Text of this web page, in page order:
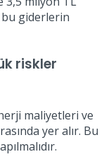
bu giderlerin
riskler
maliyetleri ve
yer alır. Bu